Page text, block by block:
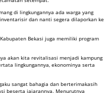
di lingkungannya ada warga yang
dan nanti segera dilaporkan ke
Bekasi juga memiliki program
akan kita revitalisasi menjadi kampung
lingkungannya, ekonominya serta
sangat bahagia dan berterimakasih
beserta jajarannya. Menurutnya